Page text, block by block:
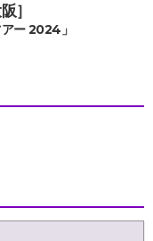
］
ー 2024」